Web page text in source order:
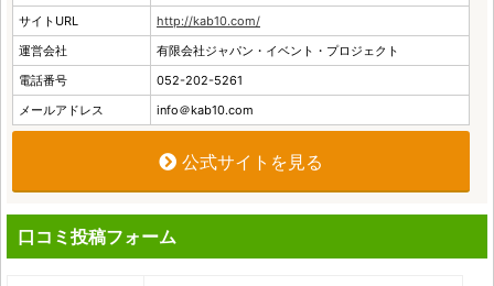
サイトURL
http://kab10.com/
運営会社
有限会社ジャパン・イベント・プロジェクト
電話番号
052-202-5261
メールアドレス
info＠kab10.com
公式サイトを見る
口コミ投稿フォーム